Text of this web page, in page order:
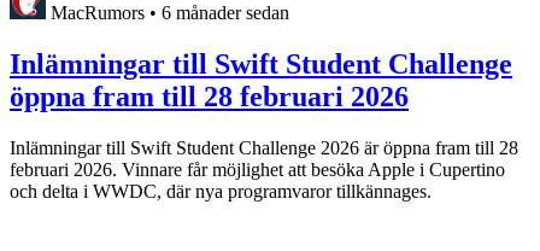
MacRumors • 6 månader sedan
Inlämningar till Swift Student Challenge
öppna fram till 28 februari 2026
Inlämningar till Swift Student Challenge 2026 är öppna fram till 28
februari 2026. Vinnare får möjlighet att besöka Apple i Cupertino
och delta i WWDC, där nya programvaror tillkännages.